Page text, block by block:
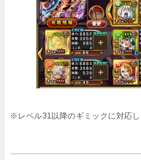
※レベル31以降のギミックに対応